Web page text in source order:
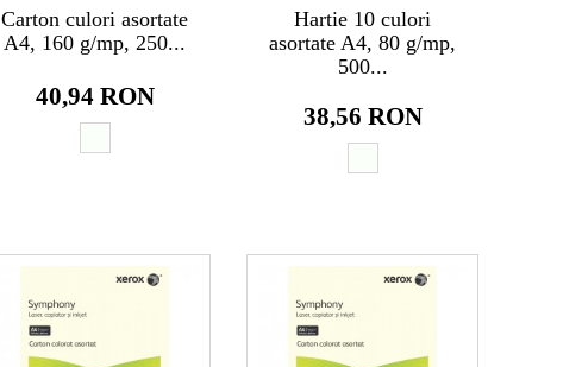
Carton culori asortate
A4, 160 g/mp, 250...
40,94 RON
Hartie 10 culori
asortate A4, 80 g/mp,
500...
38,56 RON